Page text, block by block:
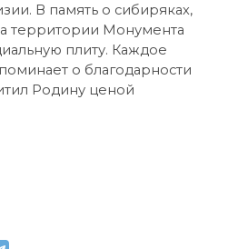
В память о сибиряках,
территории Монумента
плиту. Каждое
о благодарности
Родину ценой